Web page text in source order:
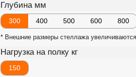
Глубина мм
300 400 500 600 800
* Внешние размеры стеллажа
Нагрузка на полку кг
150